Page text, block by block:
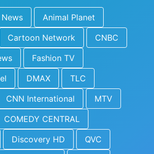
News
Animal Planet
Cartoon Network
CNBC
Fashion TV
DMAX
TLC
CNN International
MTV
COMEDY CENTRAL
Discovery HD
QVC